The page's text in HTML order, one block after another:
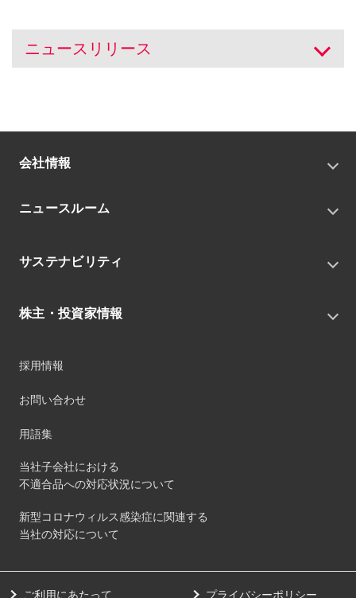
ニュースリリース 開く
会社情報
会社概要
中期経営戦略
役員
事業
ニュースルーム
トピックス
IRニュース
サステナビリティ
環境
ガバナンス
マテリアリティ
サステナビリティデータ
第三者保証
社外団体への加盟
社外からの評価
ダイバーシティ・エクイティ&インクルージョン
株主・投資家情報
財務ハイライト
IRカレンダー
個人投資家のみなさまへ
採用情報
お問い合わせ
用語集
当社子会社における
不適合品への対応状況について
新型コロナウィルス感染症に関連する
当社の対応について
ご利用にあたって プライバシーポリシー